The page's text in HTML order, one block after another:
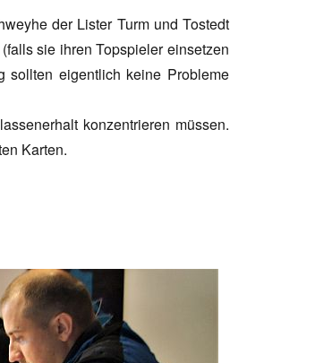
der Lister Turm und Tostedt
sie ihren Topspieler einsetzen
sollten eigentlich keine Probleme
konzentrieren müssen.
Karten.